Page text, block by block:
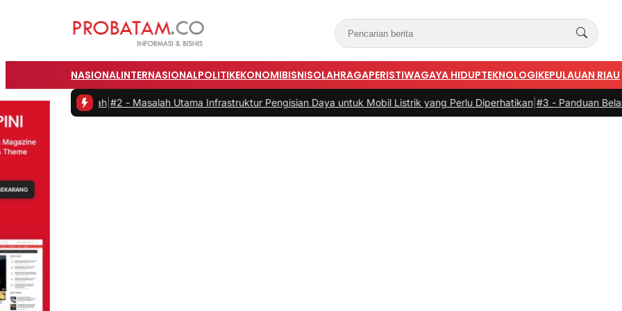
NASIONALINTERNASIONALPOLITIKEKONOMIBISNISOLAHRAGAPERISTIWAGAYA HIDUPTEKNOLOGIKEPULAUAN RIAU
|#2 - Masalah Utama Infrastruktur Pengisian Daya untuk Mobil Listrik yang Perlu Diperhatikan|#3 -Panduan Belanja Online